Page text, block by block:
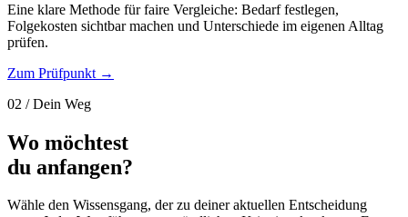
Eine klare Methode für faire Vergleiche: Bedarf festlegen,
Folgekosten sichtbar machen und Unterschiede im eigenen Alltag
prüfen.
Zum Prüfpunkt →
02 / Dein Weg
Wo möchtest
du anfangen?
Wähle den Wissensgang, der zu deiner aktuellen Entscheidung